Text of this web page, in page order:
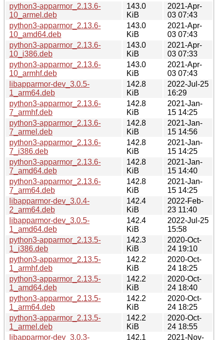
python3-apparmor_2.13.6-
10_armel.deb
143.0
KiB
2021-Apr-
03 07:43
python3-apparmor_2.13.6-
10_amd64.deb
143.0
KiB
2021-Apr-
03 07:43
python3-apparmor_2.13.6-
10_i386.deb
143.0
KiB
2021-Apr-
03 07:33
python3-apparmor_2.13.6-
10_armhf.deb
143.0
KiB
2021-Apr-
03 07:43
libapparmor-dev_3.0.5-
1_arm64.deb
142.8
KiB
2022-Jul-25
16:29
python3-apparmor_2.13.6-
7_armhf.deb
142.8
KiB
2021-Jan-
15 14:25
python3-apparmor_2.13.6-
7_armel.deb
142.8
KiB
2021-Jan-
15 14:56
python3-apparmor_2.13.6-
7_i386.deb
142.8
KiB
2021-Jan-
15 14:25
python3-apparmor_2.13.6-
7_amd64.deb
142.8
KiB
2021-Jan-
15 14:40
python3-apparmor_2.13.6-
7_arm64.deb
142.8
KiB
2021-Jan-
15 14:25
libapparmor-dev_3.0.4-
2_arm64.deb
142.4
KiB
2022-Feb-
23 11:40
libapparmor-dev_3.0.5-
1_amd64.deb
142.4
KiB
2022-Jul-25
15:58
python3-apparmor_2.13.5-
1_i386.deb
142.3
KiB
2020-Oct-
24 19:10
python3-apparmor_2.13.5-
1_armhf.deb
142.2
KiB
2020-Oct-
24 18:25
python3-apparmor_2.13.5-
1_amd64.deb
142.2
KiB
2020-Oct-
24 18:40
python3-apparmor_2.13.5-
1_arm64.deb
142.2
KiB
2020-Oct-
24 18:25
python3-apparmor_2.13.5-
1_armel.deb
142.2
KiB
2020-Oct-
24 18:55
libapparmor-dev_3.0.3-
142.1
2021-Nov-